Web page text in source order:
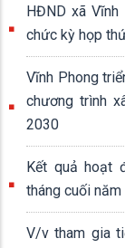
HĐND xã
chức kỳ họp
Vĩnh Phong
chương trình
2030
Kết quả hoạt
tháng cuối
V/v tham gia